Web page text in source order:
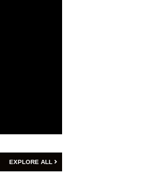
EXPLORE ALL